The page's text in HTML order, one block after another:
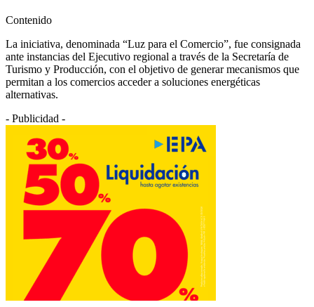
Contenido
La iniciativa, denominada “Luz para el Comercio”, fue consignada
ante instancias del Ejecutivo regional a través de la Secretaría de
Turismo y Producción, con el objetivo de generar mecanismos que
permitan a los comercios acceder a soluciones energéticas
alternativas.
- Publicidad -